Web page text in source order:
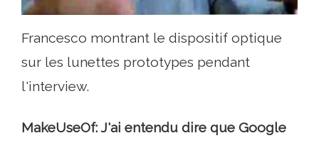
Francesco montrant le dispositif optique
sur les lunettes prototypes pendant
l'interview.
MakeUseOf: J'ai entendu dire que Google